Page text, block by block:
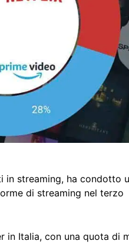
in streaming, ha condotto
di streaming nel terzo
in Italia, con una quota di